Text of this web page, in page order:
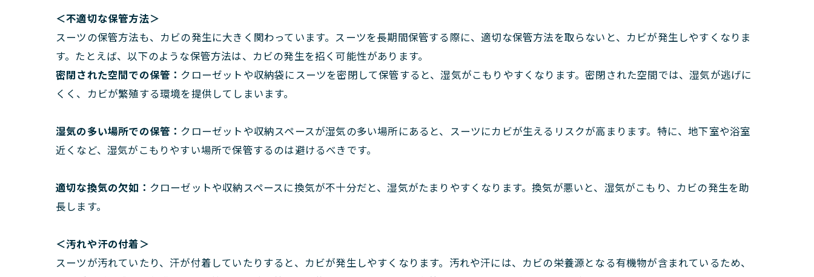
＜不適切な保管方法＞
スーツの保管方法も、カビの発生に大きく関わっています。スーツを長期間保管する際に、適切な保管方法を取らないと、カビが発生しやすくなりま
す。たとえば、以下のような保管方法は、カビの発生を招く可能性があります。
密閉された空間での保管： クローゼットや収納袋にスーツを密閉して保管すると、湿気がこもりやすくなります。密閉された空間では、湿気が逃げに
くく、カビが繁殖する環境を提供してしまいます。
湿気の多い場所での保管： クローゼットや収納スペースが湿気の多い場所にあると、スーツにカビが生えるリスクが高まります。特に、地下室や浴室
近くなど、湿気がこもりやすい場所で保管するのは避けるべきです。
適切な換気の欠如： クローゼットや収納スペースに換気が不十分だと、湿気がたまりやすくなります。換気が悪いと、湿気がこもり、カビの発生を助
長します。
＜汚れや汗の付着＞
スーツが汚れていたり、汗が付着していたりすると、カビが発生しやすくなります。汚れや汗には、カビの栄養源となる有機物が含まれているため、